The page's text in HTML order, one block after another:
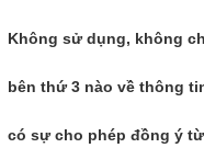
Không sử dụng, không
bên thứ 3 nào về thông
có sự cho phép đồng ý